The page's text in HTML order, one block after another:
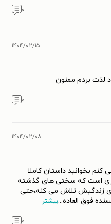
۰
۱۴۰۴/۰۲/۱۵
لذت بردم ممنون
۰
۱۴۰۴/۰۲/۰۸
بخوانید داستان کاملا
است که سختی های گذشته
زندگیش تلاش می کنه،حتی
فوق العاده...بیشتر
۰